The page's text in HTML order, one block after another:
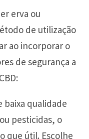
erva ou
de utilização
ao incorporar o
de segurança a
baixa qualidade
pesticidas, o
que útil. Escolhe